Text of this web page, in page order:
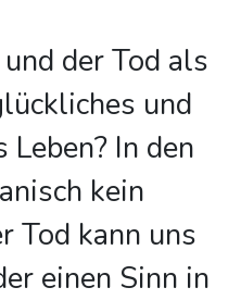
der Tod als
und
In den
kein
Tod kann uns
einen Sinn in